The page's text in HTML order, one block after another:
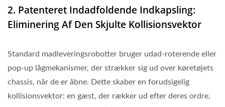
2. Patenteret Indadfoldende Indkapsling:
Eliminering Af Den Skjulte Kollisionsvektor
Standard madleveringsrobotter bruger udad-roterende eller
pop-up lågmekanismer, der strækker sig ud over køretøjets
chassis, når de er åbne. Dette skaber en forudsigelig
kollisionsvektor: en gæst, der rækker ud efter deres ordre,